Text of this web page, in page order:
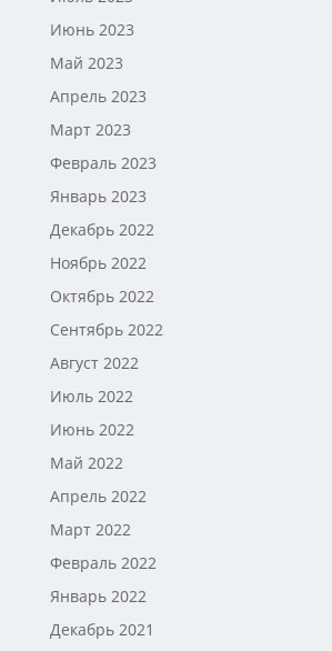
Июнь 2023
Май 2023
Апрель 2023
Март 2023
Февраль 2023
Январь 2023
Декабрь 2022
Ноябрь 2022
Октябрь 2022
Сентябрь 2022
Август 2022
Июль 2022
Июнь 2022
Май 2022
Апрель 2022
Март 2022
Февраль 2022
Январь 2022
Декабрь 2021